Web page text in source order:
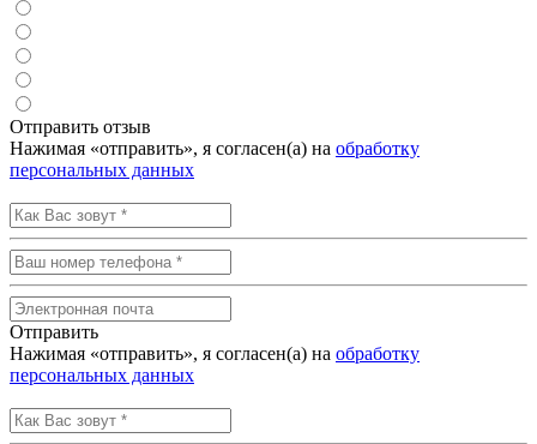
Отправить отзыв
Нажимая «отправить», я согласен(а) на обработку
персональных данных
Отправить
Нажимая «отправить», я согласен(а) на обработку
персональных данных